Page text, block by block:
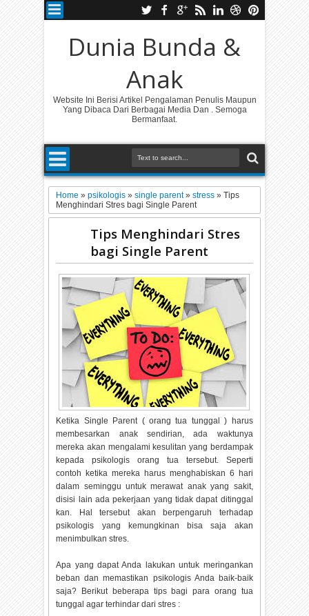
Dunia Bunda &
Anak
Website Ini Berisi Artikel Pengalaman Penulis Maupun
Yang Dibaca Dari Berbagai Media Dan . Semoga
Bermanfaat.
Home»psikologis»single parent»stress»Tips
Menghindari Stres bagi Single Parent
Tips Menghindari Stres
bagi Single Parent
Ketika Single Parent ( orang tua tunggal ) harus
membesarkan anak sendirian, ada waktunya
mereka akan mengalami kesulitan yang berdampak
kepada psikologis orang tua tersebut. Seperti
contoh ketika mereka harus menghabiskan 6 hari
dalam seminggu untuk merawat anak yang sakit,
disisi lain ada pekerjaan yang tidak dapat ditinggal
kan. Hal tersebut akan berpengaruh terhadap
psikologis yang kemungkinan bisa saja akan
menimbulkan stres.
Apa yang dapat Anda lakukan untuk meringankan
beban dan memastikan psikologis Anda baik-baik
saja? Berikut beberapa tips bagi para orang tua
tunggal agar terhindar dari stres :